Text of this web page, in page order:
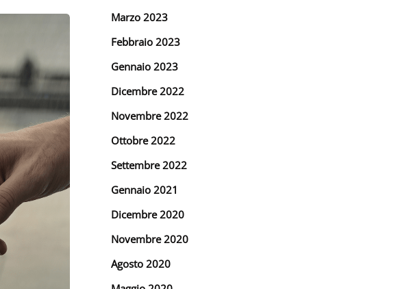
Marzo 2023
Febbraio 2023
Gennaio 2023
Dicembre 2022
Novembre 2022
Ottobre 2022
Settembre 2022
Gennaio 2021
Dicembre 2020
Novembre 2020
Agosto 2020